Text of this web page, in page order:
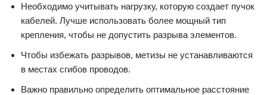
Необходимо учитывать нагрузку, которую создает пучок
кабелей. Лучше использовать более мощный тип
крепления, чтобы не допустить разрыва элементов.
Чтобы избежать разрывов, метизы не устанавливаются
в местах сгибов проводов.
Важно правильно определить оптимальное расстояние